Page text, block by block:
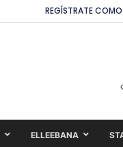
REGÍSTRATE
ELLEEBANA